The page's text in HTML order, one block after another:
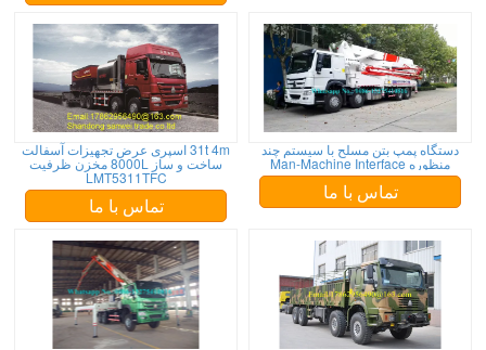
31t 4m اسپری عرض تجهیزات آسفالت
ساخت و ساز 8000L مخزن ظرفیت
LMT5311TFC
تماس با ما
دستگاه پمپ بتن مسلح با سیستم چند
منظوره Man-Machine Interface
تماس با ما